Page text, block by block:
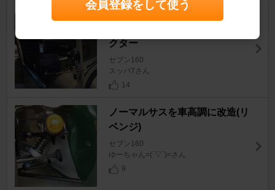
ケータハム東名横浜 BLSアジャ
クター
セブン160
スッパ7さん
14
ノーマルサスを車高調に改造(リ
ベンジ)
セブン160
ゆーちゃん=(´▽`)=さん
9
会員登録をして使う